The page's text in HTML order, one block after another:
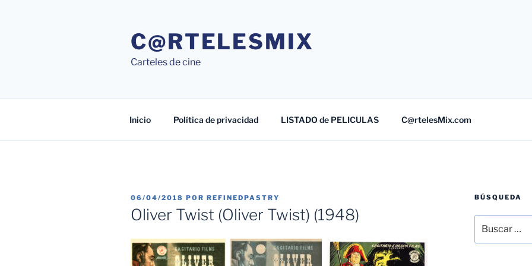
C@RTELESMIX
Carteles de cine
Inicio Política de privacidad LISTADO de PELICULAS C@rtelesMix.com
PUBLICADO
EL
06/04/2018 POR REFINEDPASTRY
Oliver Twist (Oliver Twist) (1948)
BÚSQUEDA
por: